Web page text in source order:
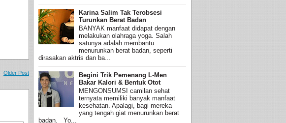
Older Post
Karina Salim Tak Terobsesi
Turunkan Berat Badan
BANYAK manfaat didapat dengan
melakukan olahraga yoga. Salah
satunya adalah membantu
menurunkan berat badan, seperti
dirasakan aktris dan ba...
Begini Trik Pemenang L-Men
Bakar Kalori & Bentuk Otot
MENGONSUMSI camilan sehat
ternyata memiliki banyak manfaat
kesehatan. Apalagi, bagi mereka
yang tengah giat menurunkan berat
badan. Yo...